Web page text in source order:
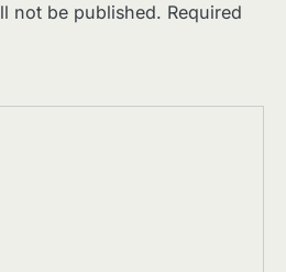
not be published. Required